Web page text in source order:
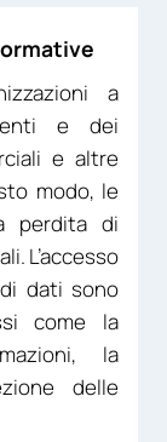
a
e dei
e altre
modo, le
perdita di
L’accesso
dati sono
come la
la
delle